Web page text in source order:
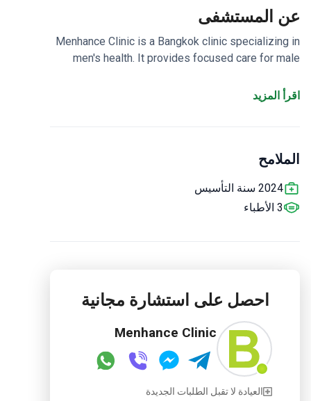
عن المستشفى
Menhance Clinic is a Bangkok clinic specializing in
men's health. It provides focused care for male
Core specialty covers
اقرأ المزيد
الملامح
2024 سنة التأسيس
3 الأطباء
احصل على استشارة مجانية
Menhance Clinic
العيادة لا تقبل الطلبات الجديدة